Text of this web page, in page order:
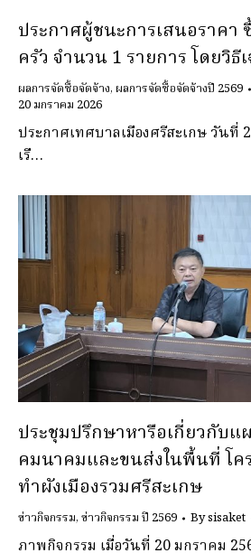
ประกาศผู้ชนะการเสนอราคา
ครัว จํานวน 1 รายการ โดยวิธี
ผลการจัดซื้อจัดจ้าง,ผลการจัดซื้อจัดจ้างปี 2569
20 มกราคม 2026
ประกาศเทศบาลเมืองศรีสะเกษ วันที่
เรื…
ประชุมปรึกษาหารือเกี่ยวกับแ
คมนาคมและขนส่งในพื้นที่ โค
ทำผังเมืองรวมศรีสะเกษ
ข่าวกิจกรรม,ข่าวกิจกรรม ปี 2569 Bysisaket
ภาพกิจกรรม เมื่อวันที่ 20 มกราคม